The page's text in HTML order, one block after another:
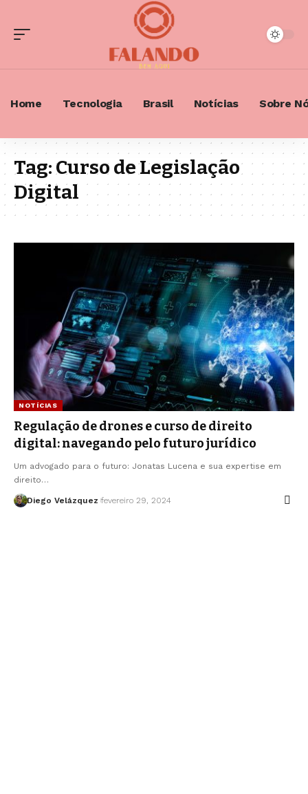
Home Tecnologia Brasil Notícias Sobre
Tag:Curso de Legislação
Digital
NOTÍCIAS
Regulação de drones e curso de direito
digital: navegando pelo futuro jurídico
Um advogado para o futuro: Jonatas Lucena e sua expertise em
direito…
Diego Velázquez fevereiro 29, 2024